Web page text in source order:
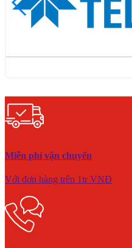
Miễn phí vận chuyển
Với đơn hàng trên 1tr VNĐ